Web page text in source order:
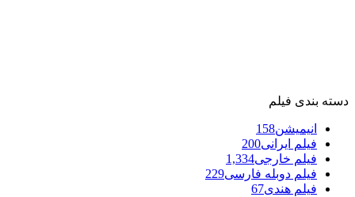
دسته بندی فیلم
انیمیشن158
فیلم ایرانی200
فیلم خارجی1,334
فیلم دوبله فارسی229
فیلم هندی67